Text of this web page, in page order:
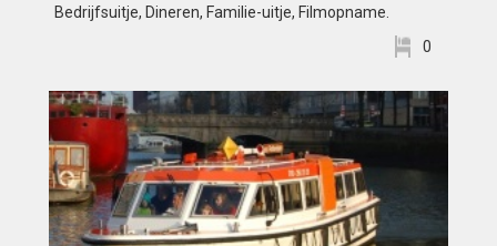
Bedrijfsuitje, Dineren, Familie-uitje, Filmopname.
0